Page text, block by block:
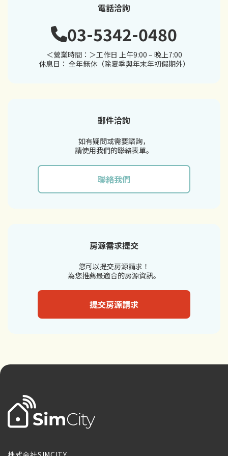
電話洽詢
03-5342-0480
＜營業時間：＞工作日 上午9:00 – 晚上7:00
休息日： 全年無休（除夏季與年末年初假期外）
郵件洽詢
如有疑問或需要諮詢，
請使用我們的聯絡表單。
聯絡我們
房源需求提交
您可以提交房源請求！
為您推薦最適合的房源資訊。
提交房源請求